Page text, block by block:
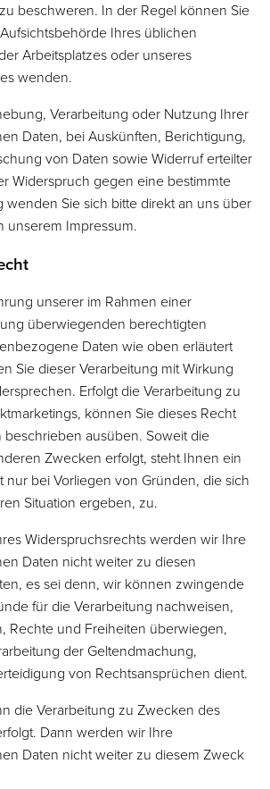
beschweren. In der Regel können Sie
Ihres üblichen
Arbeitsplatzes oder unseres
wenden.
Verarbeitung oder Nutzung Ihrer
Daten, bei Auskünften, Berichtigung,
von Daten sowie Widerruf erteilter
Widerspruch gegen eine bestimmte
wenden Sie sich bitte direkt an uns über
unserem Impressum.
unserer im Rahmen einer
überwiegenden berechtigten
Daten wie oben erläutert
Sie dieser Verarbeitung mit Wirkung
Erfolgt die Verarbeitung zu
können Sie dieses Recht
ausüben. Soweit die
Zwecken erfolgt, steht Ihnen ein
nur bei Vorliegen von Gründen, die sich
Situation ergeben, zu.
Widerspruchsrechts werden wir Ihre
Daten nicht weiter zu diesen
es sei denn, wir können zwingende
für die Verarbeitung nachweisen,
Rechte und Freiheiten überwiegen,
der Geltendmachung,
von Rechtsansprüchen dient.
die Verarbeitung zu Zwecken des
Dann werden wir Ihre
Daten nicht weiter zu diesem Zweck